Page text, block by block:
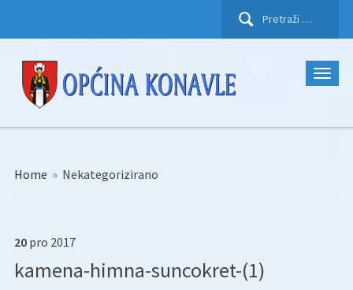
Pretraži:
Home » Nekategorizirano
20 pro 2017
kamena-himna-suncokret-(1)